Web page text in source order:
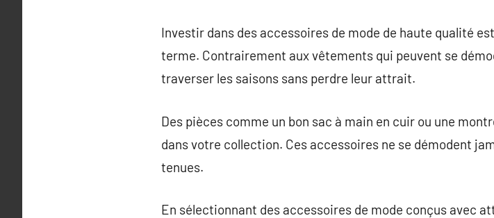
Investir dans des accessoires de mode de haute qualité
terme. Contrairement aux vêtements qui peuvent se
traverser les saisons sans perdre leur attrait.
Des pièces comme un bon sac à main en cuir ou une
dans votre collection. Ces accessoires ne se démodent
tenues.
En sélectionnant des accessoires de mode conçus avec